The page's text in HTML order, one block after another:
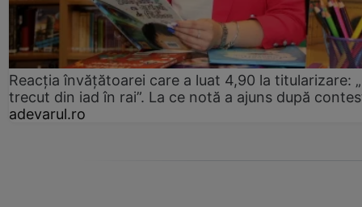
Reacția învățătoarei care a luat 4,90 la titularizare:
trecut din iad în rai”. La ce notă a ajuns după
adevarul.ro